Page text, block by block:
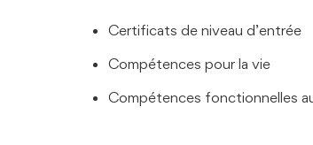
Certificats de niveau d’entrée
Compétences pour la vie
Compétences fonctionnelles